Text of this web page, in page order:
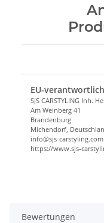
EU-
SJS CARSTYLING Inh.
Am Weinberg 41
Brandenburg
Michendorf,
info@sjs-carstyling.com
https://www.sjs-
Bewertungen